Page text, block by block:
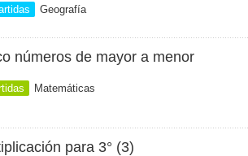
Geografía
números de mayor a menor
Matemáticas
para 3° (3)